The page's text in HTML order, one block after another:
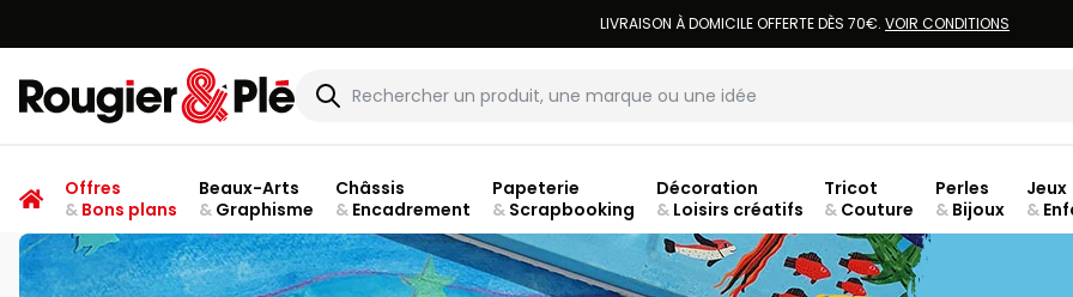
LIVRAISON À DOMICILE OFFERTE DÈS 70€. VOIR CONDITIONS
Rougier & Plé
Offres
&Bons plans
Beaux-Arts
&Graphisme
Châssis
&Encadrement
Papeterie
&Scrapbooking
Décoration
&Loisirs créatifs
Tricot
& Couture
Perles
& Bijoux
Jeux
&